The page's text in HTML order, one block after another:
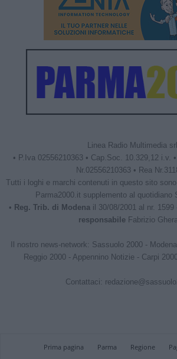
Linea Radio Multimedia srl
• P.Iva 02556210363 • Cap.Soc. 10.329,12 i.v.
Nr.02556210363 • Rea
Tutti i loghi e marchi contenuti in questo sito
Parma2000.it supplemento al quotidiano
• Reg. Trib. di Modena il 30/08/2001 al nr. 1599
responsabileFabrizio
Il nostro news-network: Sassuolo 2000-
Reggio 2000- Appennino Notizie - Carpi
Contattaci:
Prima pagina Parma Regione